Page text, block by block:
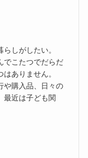
しがしたい。
でこたつでだらだ
ありません。
や購入品、日々の
最近は子ども関